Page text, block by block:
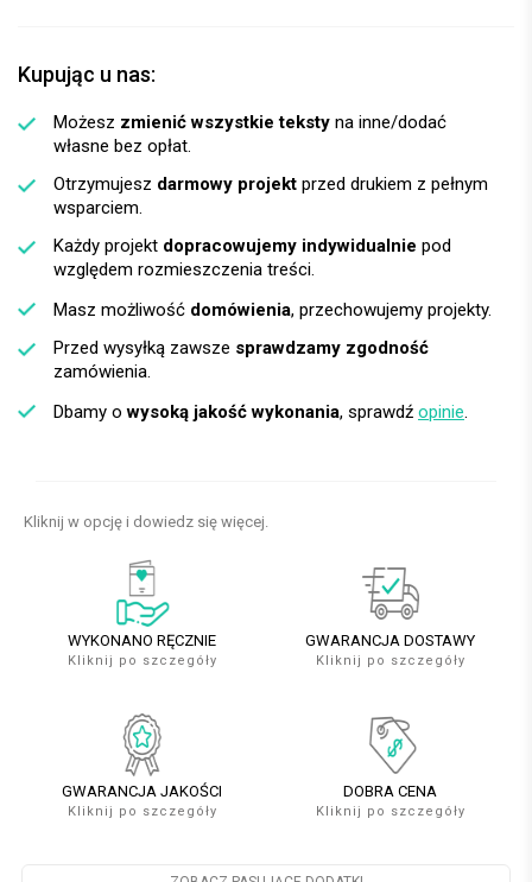
Kupując u nas:
Możesz zmienić wszystkie teksty na inne/dodać
własne bez opłat.
Otrzymujesz darmowy projekt przed drukiem z pełnym
wsparciem.
Każdy projekt dopracowujemy indywidualnie pod
względem rozmieszczenia treści.
Masz możliwość domówienia, przechowujemy projekty.
Przed wysyłką zawsze sprawdzamy zgodność
zamówienia.
Dbamy owysoką jakość wykonania, sprawdź opinie.
Kliknij w opcję i dowiedz się więcej.
WYKONANO RĘCZNIE
Kliknij po szczegóły
GWARANCJA DOSTAWY
Kliknij po szczegóły
GWARANCJA JAKOŚCI
Kliknij po szczegóły
DOBRA CENA
Kliknij po szczegóły